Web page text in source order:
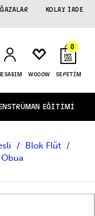
KOLAY İADE
WOOOW
0
SEPETİM
ENSTRÜMAN EĞİTİMİ
Blok Flüt
Obua